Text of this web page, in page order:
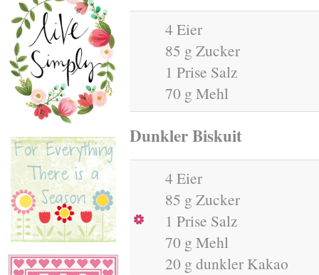
4 Eier
85 g Zucker
1 Prise Salz
70 g Mehl
Dunkler Biskuit
4 Eier
85 g Zucker
1 Prise Salz
70 g Mehl
20 g dunkler Kakao